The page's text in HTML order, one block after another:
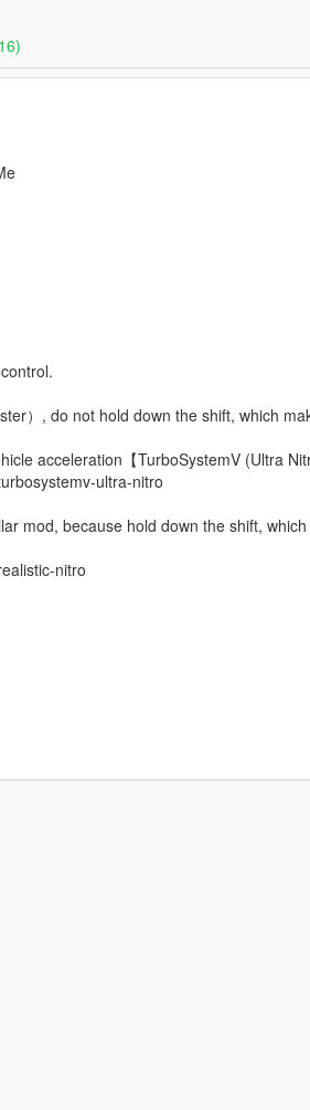
）, do not hold down the shift, which
acceleration【TurboSystemV (Ultra
ultra-nitro
mod, because hold down the shift,
nitro